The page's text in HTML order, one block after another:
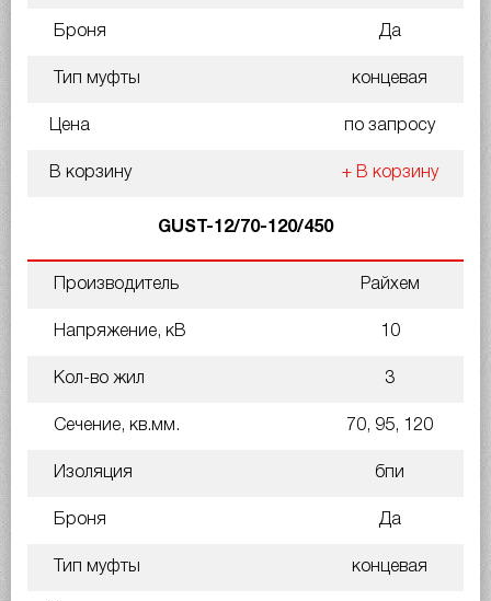
Броня Да
Тип муфты концевая
Цена по запросу
В корзину + В корзину
GUST-12/70-120/450
Производитель Райхем
Напряжение, кВ 10
Кол-во жил 3
Сечение, кв.мм. 70, 95, 120
Изоляция бпи
Броня Да
Тип муфты концевая